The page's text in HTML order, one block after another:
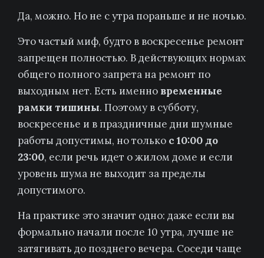
Да, можно. Но не с утра пораньше и не ночью.
Это частый миф, будто в воскресенье ремонт
запрещен полностью. В действующих нормах
общего полного запрета на ремонт по
выходным нет. Есть именно временные
рамки тишины. Поэтому в субботу,
воскресенье и в праздничные дни шумные
работы допустимы, но только с 10:00 до
23:00, если речь идет о жилом доме и если
уровень шума не выходит за пределы
допустимого.
На практике это значит одно: даже если вы
формально начали после 10 утра, лучше не
затягивать до позднего вечера. Соседи чаще